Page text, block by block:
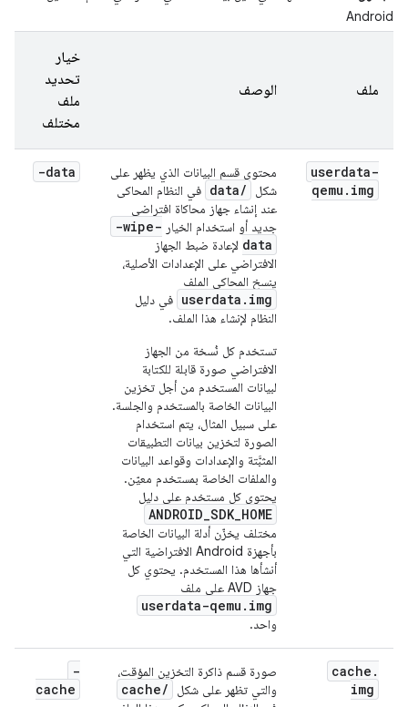
Android
ملف الوصف
خيار
تحديد
ملف
مختلف
userdata-
qemu . img
محتوى قسم البيانات الذي يظهر على
شكل
data/ في النظام المحاكى
عند إنشاء جهاز محاكاة افتراضي
جديد أو استخدام الخيار -wipe-
data لإعادة ضبط الجهاز
الافتراضي على الإعدادات الأصلية،
ينسخ المحاكي الملف
userdata.img في دليل
النظام لإنشاء هذا الملف.
تستخدم كل نُسخة من الجهاز
الافتراضي صورة قابلة للكتابة
لبيانات المستخدم من أجل تخزين
البيانات الخاصة بالمستخدم والجلسة.
على سبيل المثال، يتم استخدام
الصورة لتخزين بيانات التطبيقات
المثبَّتة والإعدادات وقواعد البيانات
والملفات الخاصة بمستخدم معيّن.
يحتوي كل مستخدم على دليل
ANDROID_SDK_HOME
مختلف يخزّن أدلة البيانات الخاصة
بأجهزة Android الافتراضية التي
أنشأها هذا المستخدم. يحتوي كل
جهاز AVD على ملف
userdata-qemu.img
واحد.
-data
cache .
img
صورة قسم ذاكرة التخزين المؤقت،
والتي تظهر على شكل
cache/
-
cache